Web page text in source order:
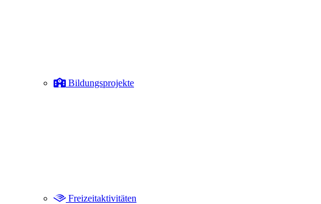
Bildungsprojekte
Freizeitaktivitäten